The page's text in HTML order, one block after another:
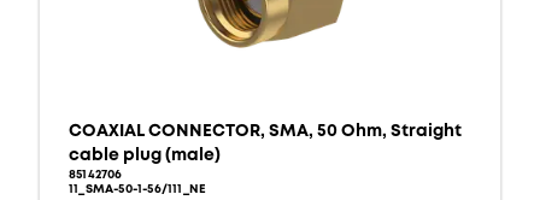
COAXIAL CONNECTOR, SMA, 50 Ohm, Straight
cable plug (male)
85142706
11_SMA-50-1-56/111_NE